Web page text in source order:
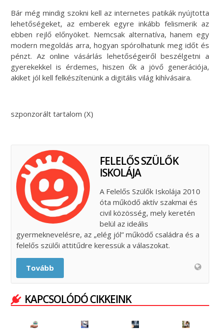
Bár még mindig szokni kell az internetes patikák nyújtotta
lehetőségeket, az emberek egyre inkább felismerik az
ebben rejlő előnyöket. Nemcsak alternatíva, hanem egy
modern megoldás arra, hogyan spórolhatunk meg időt és
pénzt. Az online vásárlás lehetőségeiről beszélgetni a
gyerekekkel is érdemes, hiszen ők a jövő generációja,
akiket jól kell felkészítenünk a digitális világ kihívásaira.
szponzorált tartalom (X)
FELELŐS SZÜLŐK
ISKOLÁJA
A Felelős Szülők Iskolája 2010
óta működő aktív szakmai és
civil közösség, mely keretén
belül az ideális
gyermeknevelésre, az „elég jól” működő családra és a
felelős szülői attitűdre keressük a válaszokat.
Tovább
KAPCSOLÓDÓ CIKKEINK